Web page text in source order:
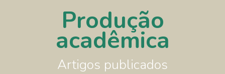
Produção
acadêmica
Artigos publicados